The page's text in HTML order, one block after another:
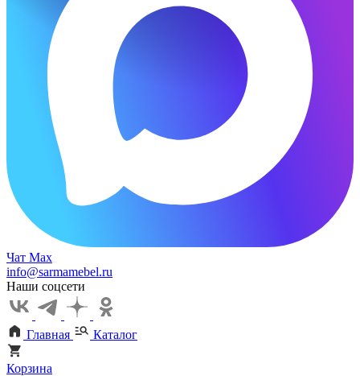
Чат Max
info@sarmamebel.ru
Наши соцсети
Главная Каталог
Корзина